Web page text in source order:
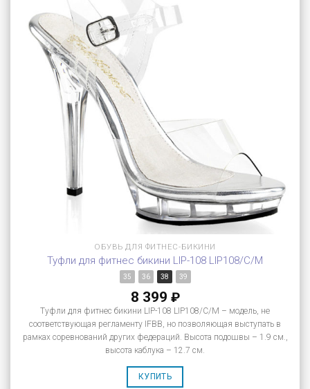
ОБУВЬ ДЛЯ ФИТНЕС-БИКИНИ
Туфли для фитнес бикини LIP-108 LIP108/C/M
35 36 38 39
8 399 ₽
Туфли для фитнес бикини LIP-108 LIP108/C/M – модель, не
соответствующая регламенту IFBB, но позволяющая выступать в
рамках соревнований других федераций. Высота подошвы – 1.9 см.,
высота каблука – 12.7 см.
КУПИТЬ